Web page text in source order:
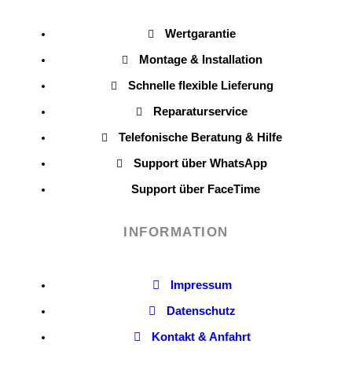
Wertgarantie
Montage & Installation
Schnelle flexible Lieferung
Reparaturservice
Telefonische Beratung & Hilfe
Support über WhatsApp
Support über FaceTime
INFORMATION
Impressum
Datenschutz
Kontakt & Anfahrt